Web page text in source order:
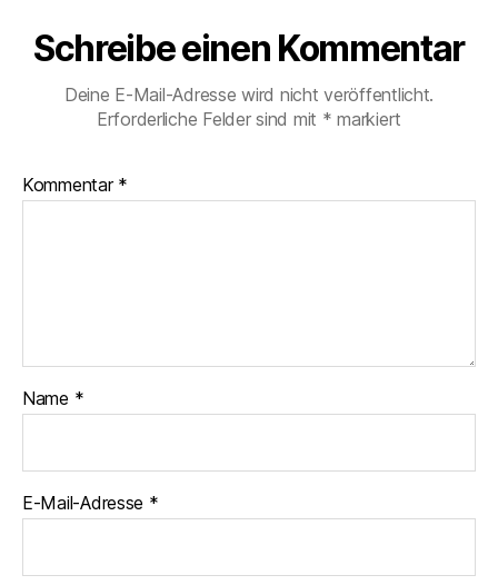
Schreibe einen Kommentar
Deine E-Mail-Adresse wird nicht veröffentlicht.
Erforderliche Felder sind mit * markiert
Kommentar *
Name *
E-Mail-Adresse *